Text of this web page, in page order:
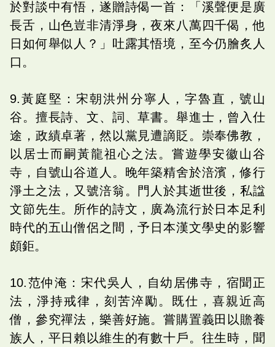
於對談中有悟，遂贈詩偈一首：「溪聲便是廣
長舌，山色豈非清淨身，夜來八萬四千偈，他
日如何舉似人？」吐露其悟境，至今仍膾炙人
口。
9.黃庭堅：宋朝洪州分寧人，字魯直，號山
谷。擅長詩、文、詞、草書。舉進士，曾入仕
途，政績卓著，然以黨見遭謫貶。崇奉佛教，
以居士而嗣黃龍祖心之法。嘗遊學安徽山谷
寺，自號山谷道人。晚年築精舍於涪濱，修行
淨土之法，又號涪翁。門人於其逝世後，私諡
文節先生。所作的詩文，廣為流行於日本足利
時代的五山僧侶之間，予日本漢文學史的影響
頗鉅。
10.范仲淹：宋代吳人，自幼居佛寺，宿聞正
法，淨持戒律，刻苦淬勵。既仕，喜親近高
僧，參究禪法，樂善好施。嘗購置義田以贍養
族人，平日賴以維生的有數十戶。往生時，聞